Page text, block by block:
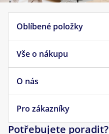
Oblíbené položky
Krmivo pro psy
Krmivo pro kočky
Veterinární diety
Pamlsky pro psy
Vše o nákupu
Doprava a platba
Obchodní podmínky
Reklamace a vrácení
O nás
Náš příběh
Pro zákazníky
Potřebujete poradit?